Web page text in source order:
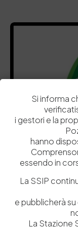
Si informa
i gestori e la
hanno
essendo in
La SSIP
e pubblicherà
La Stazione